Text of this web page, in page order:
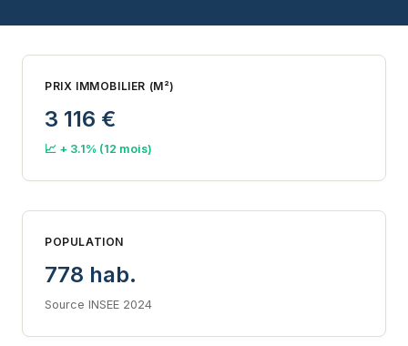
PRIX IMMOBILIER (M²)
3 116 €
📈 + 3.1% (12 mois)
POPULATION
778 hab.
Source INSEE 2024